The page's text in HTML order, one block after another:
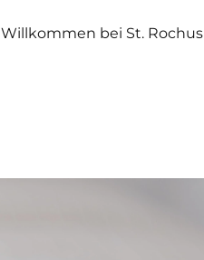
Willkommen bei St. Rochus